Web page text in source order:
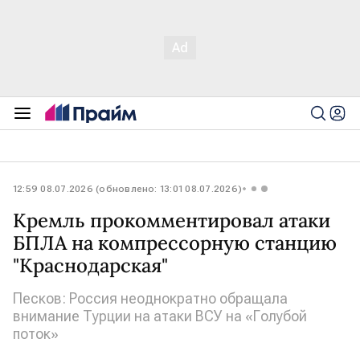
12:59 08.07.2026 (обновлено: 13:01 08.07.2026)
Кремль прокомментировал атаки
БПЛА на компрессорную станцию
"Краснодарская"
Песков: Россия неоднократно обращала
внимание Турции на атаки ВСУ на «Голубой
поток»